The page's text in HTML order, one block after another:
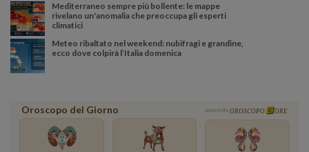
Mediterraneo sempre più bollente: le mappe
rivelano un'anomalia che preoccupa gli esperti
climatici
Meteo ribaltato nel weekend: nubifragi e grandine,
ecco dove colpirà l’Italia domenica
Oroscopo del Giorno powered by OROSCOPO ORE